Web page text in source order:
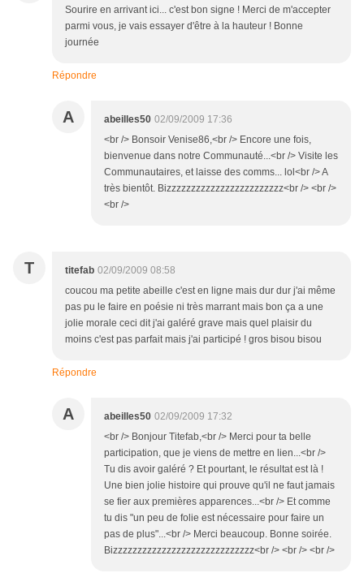
Sourire en arrivant ici... c'est bon signe ! Merci de m'accepter
parmi vous, je vais essayer d'être à la hauteur ! Bonne
journée
Répondre
A abeilles50 02/09/2009 17:36
<br /> Bonsoir Venise86,<br /> Encore une fois,
bienvenue dans notre Communauté...<br /> Visite les
Communautaires, et laisse des comms... lol<br /> A
très bientôt. Bizzzzzzzzzzzzzzzzzzzzzzzz<br /> <br />
<br />
T titefab 02/09/2009 08:58
coucou ma petite abeille c'est en ligne mais dur dur j'ai même
pas pu le faire en poésie ni très marrant mais bon ça a une
jolie morale ceci dit j'ai galéré grave mais quel plaisir du
moins c'est pas parfait mais j'ai participé ! gros bisou bisou
Répondre
A abeilles50 02/09/2009 17:32
<br /> Bonjour Titefab,<br /> Merci pour ta belle
participation, que je viens de mettre en lien...<br />
Tu dis avoir galéré ? Et pourtant, le résultat est là !
Une bien jolie histoire qui prouve qu'il ne faut jamais
se fier aux premières apparences...<br /> Et comme
tu dis "un peu de folie est nécessaire pour faire un
pas de plus"...<br /> Merci beaucoup. Bonne soirée.
Bizzzzzzzzzzzzzzzzzzzzzzzzzzzzz<br /> <br /> <br />